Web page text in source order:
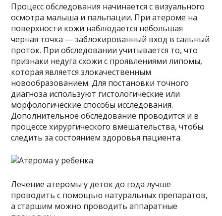
Процесс обследования начинается с визуального
осмотра малыша и пальпации. При атероме на
поверхности кожи наблюдается небольшая
черная точка — заблокированный вход в сальный
проток. При обследовании учитывается то, что
признаки недуга схожи с проявлениями липомы,
которая является злокачественным
новообразованием. Для постановки точного
диагноза используют гистологические или
морфологические способы исследования.
Дополнительное обследование проводится и в
процессе хирургического вмешательства, чтобы
следить за состоянием здоровья пациента.
Лечение атеромы у деток до года лучше
проводить с помощью натуральных препаратов,
а старшим можно проводить аппаратные